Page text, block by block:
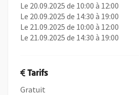
Le 20.09.2025 de 10:00 à 12:00
Le 20.09.2025 de 14:30 à 19:00
Le 21.09.2025 de 10:00 à 12:00
Le 21.09.2025 de 14:30 à 19:00
Tarifs
Gratuit